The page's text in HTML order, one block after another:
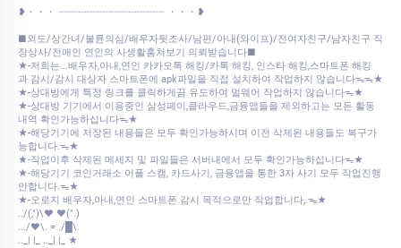
❥・・・ ┈┈┈┈┈┈┈┈┈┈┈┈┈┈┈┈┈ ・・・❥
■외도/상간녀/불륜의심/배우자뒷조사/남편/아내(와이프)/전여자친구/남자친구 직
장상사/전애인 연인의 사생활훔쳐보기 의뢰받습니다■
★-저희는...배우자,아내,연인 카카오톡 해킹/카톡 해킹, 인스타 해킹,스마트폰 해킹
과 감시/감시 대상자 스마트폰에 apk파일을 직접 설치하여 작업하지 않습니다ᯓᯓ★
★-상대방에게 특정 링크를 클릭하게끔 유도하여 멀웨어 작업하지 않습니다ᯓ★
★-상대방 기기에서 이용중인 삼성페이,클라우드,금융앱들을 제외하고는 모든 활동
내역 확인가능하십니다ᯓ★
★-해당기기에 저장된 내용들은 모두 확인가능하시며 이전 삭제된 내용들도 복구가
능합니다.ᯓ★
★-작업이후 삭제된 메세지 및 파일들은 서버내에서 모두 확인가능하십니다ᯓ★
★-해당기기 코인거래소 어플 스캠, 카드사기, 금융앱을 통한 3자 사기 모두 작업진행
안합니다.ᯓ★
★-오로지 배우자,아내,연인 스마트폰 감시 목적으로만 작업합니다,.ᯓ★
../(,")\♥ ♥(".)
.../♥\. = ./█\.
.._| |_ .._| |_ ★